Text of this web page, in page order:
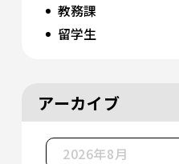
教務課
留学生
アーカイブ